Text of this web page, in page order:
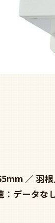
羽
：データな